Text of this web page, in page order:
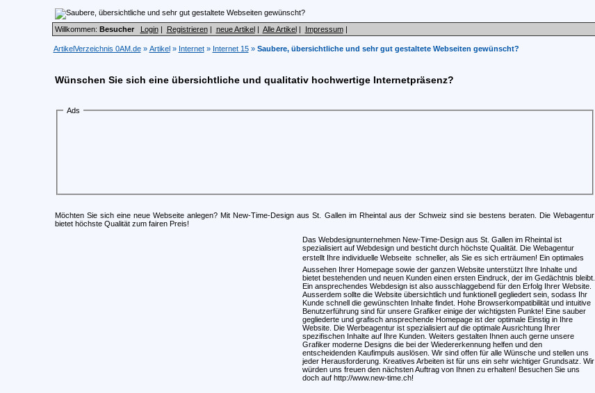
Willkommen: Besucher Login| Registrieren| neue Artikel| Alle Artikel| Impressum|
ArtikelVerzeichnis 0AM.de» Artikel» Internet» Internet 15» Saubere, übersichtliche und sehr gut gestaltete Webseiten gewünscht?
Wünschen Sie sich eine übersichtliche und qualitativ hochwertige Internetpräsenz?
Ads
Möchten Sie sich eine neue Webseite anlegen? Mit New-Time-Design aus St. Gallen im Rheintal aus der Schweiz sind sie bestens beraten. Die Webagentur
bietet höchste Qualität zum fairen Preis!
Das Webdesignunternehmen New-Time-Design aus St. Gallen im Rheintal ist
spezialisiert auf Webdesign und besticht durch höchste Qualität. Die Webagentur
erstellt Ihre individuelle Webseite  schneller, als Sie es sich erträumen! Ein optimales
Aussehen Ihrer Homepage sowie der ganzen Website unterstützt Ihre Inhalte und
bietet bestehenden und neuen Kunden einen ersten Eindruck, der im Gedächtnis bleibt.
Ein ansprechendes Webdesign ist also ausschlaggebend für den Erfolg Ihrer Website.
Ausserdem sollte die Website übersichtlich und funktionell gegliedert sein, sodass Ihr
Kunde schnell die gewünschten Inhalte findet. Hohe Browserkompatibilität und intuitive
Benutzerführung sind für unsere Grafiker einige der wichtigsten Punkte! Eine sauber
gegliederte und grafisch ansprechende Homepage ist der optimale Einstig in Ihre
Website. Die Werbeagentur ist spezialisiert auf die optimale Ausrichtung Ihrer
spezifischen Inhalte auf Ihre Kunden. Weiters gestalten Ihnen auch gerne unsere
Grafiker moderne Designs die bei der Wiedererkennung helfen und den
entscheidenden Kaufimpuls auslösen. Wir sind offen für alle Wünsche und stellen uns
jeder Herausforderung. Kreatives Arbeiten ist für uns ein sehr wichtiger Grundsatz. Wir
würden uns freuen den nächsten Auftrag von Ihnen zu erhalten! Besuchen Sie uns
doch auf http://www.new-time.ch!